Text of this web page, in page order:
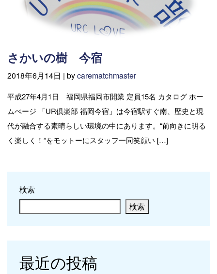
さかいの樹 今宿
2018年6月14日 | bycarematchmaster
平成27年4月1日 福岡県福岡市開業 定員15名 カタログ ホー
ムぺージ 「UR倶楽部 福岡今宿」は今宿駅すぐ南、歴史と現
代が融合する素晴らしい環境の中にあります。“前向きに明る
く楽しく！”をモットーにスタッフ一同笑顔い […]
検索
検索
最近の投稿